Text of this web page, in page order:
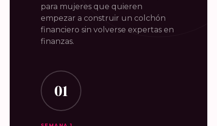
para mujeres que quieren
empezar a construir un colchón
financiero sin volverse expertas en
finanzas.
01